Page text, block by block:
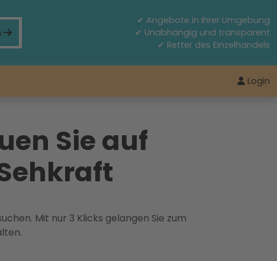
✔ Angebote in Ihrer Umgebung
✔ Unabhängig und transparent
✔ Retter des Einzelhandels
Login
Sie auf
Mit nur 3 Klicks gelangen Sie zum